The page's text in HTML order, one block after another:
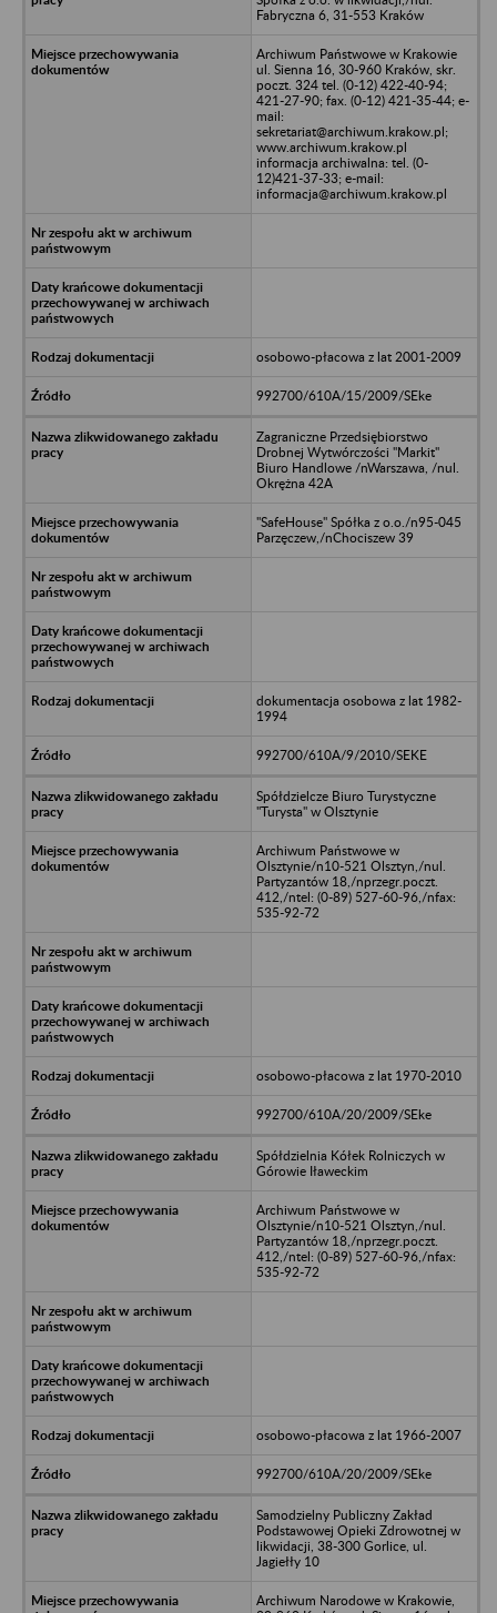
Fabryczna 6, 31-553 Kraków
Archiwum Państwowe w Krakowie
ul. Sienna 16, 30-960 Kraków, skr.
poczt. 324 tel. (0-12) 422-40-94;
421-27-90; fax. (0-12) 421-35-44; e-
mail:
sekretariat@archiwum.krakow.pl;
www.archiwum.krakow.pl
informacja archiwalna: tel. (0-
12)421-37-33; e-mail:
informacja@archiwum.krakow.pl
osobowo-płacowa z lat 2001-2009
992700/610A/15/2009/SEke
Zagraniczne Przedsiębiorstwo
Drobnej Wytwórczości "Markit"
Biuro Handlowe /nWarszawa, /nul.
Okrężna 42A
"SafeHouse" Spółka z o.o./n95-045
Parzęczew,/nChociszew 39
dokumentacja osobowa z lat 1982-
1994
992700/610A/9/2010/SEKE
Spółdzielcze Biuro Turystyczne
"Turysta" w Olsztynie
Archiwum Państwowe w
Olsztynie/n10-521 Olsztyn,/nul.
Partyzantów 18,/nprzegr.poczt.
412,/ntel: (0-89) 527-60-96,/nfax:
535-92-72
osobowo-płacowa z lat 1970-2010
992700/610A/20/2009/SEke
Spółdzielnia Kółek Rolniczych w
Górowie Iławeckim
Archiwum Państwowe w
Olsztynie/n10-521 Olsztyn,/nul.
Partyzantów 18,/nprzegr.poczt.
412,/ntel: (0-89) 527-60-96,/nfax:
535-92-72
osobowo-płacowa z lat 1966-2007
992700/610A/20/2009/SEke
Samodzielny Publiczny Zakład
Podstawowej Opieki Zdrowotnej w
likwidacji, 38-300 Gorlice, ul.
Jagiełły 10
Archiwum Narodowe w Krakowie,